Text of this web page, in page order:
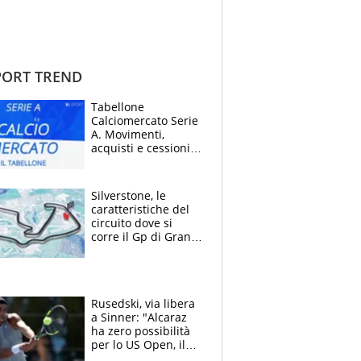
TREND
Tabellone
Calciomercato Serie
A. Movimenti,
acquisti e cessioni:
Silverstone, le
caratteristiche del
circuito dove si
corre il Gp di Gran
Rusedski, via libera
a Sinner: "Alcaraz
ha zero possibilità
per lo US Open, il